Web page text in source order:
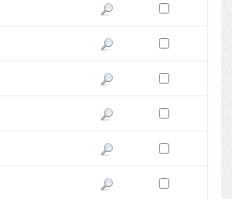
Pokaż podgląd wersji z dnia
Zaznacz wersję do
Pokaż podgląd wersji z dnia
Zaznacz wersję do
Pokaż podgląd wersji z dnia
Zaznacz wersję do
Pokaż podgląd wersji z dnia
Zaznacz wersję do
Pokaż podgląd wersji z dnia
Zaznacz wersję do
Pokaż podgląd wersji z dnia
Zaznacz wersję do